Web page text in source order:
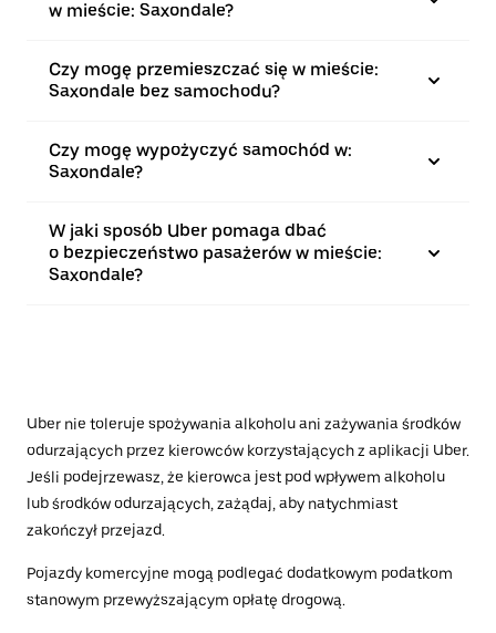
w mieście: Saxondale?
Czy mogę przemieszczać się w mieście:
Saxondale bez samochodu?
Czy mogę wypożyczyć samochód w:
Saxondale?
W jaki sposób Uber pomaga dbać
o bezpieczeństwo pasażerów w mieście:
Saxondale?
Uber nie toleruje spożywania alkoholu ani zażywania środków
odurzających przez kierowców korzystających z aplikacji Uber.
Jeśli podejrzewasz, że kierowca jest pod wpływem alkoholu
lub środków odurzających, zażądaj, aby natychmiast
zakończył przejazd.
Pojazdy komercyjne mogą podlegać dodatkowym podatkom
stanowym przewyższającym opłatę drogową.